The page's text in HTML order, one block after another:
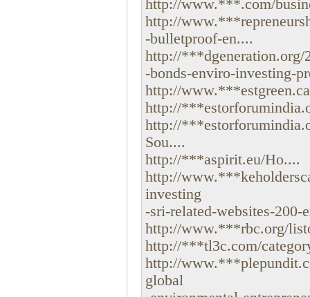
http://www.***.com/
http://
-bulletproof-en....
http://***dgeneration.org/
-bonds-enviro-investing-
http://
http://
http://
Sou....
http://***aspirit.eu/Ho....
http://
investing
-sri-related-websites-200-
http://www.***rbc.org/
http://***tl3c.com/
http://
global